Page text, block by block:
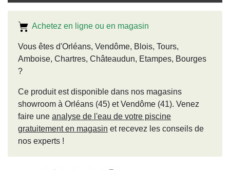
Achetez en ligne ou en magasin
Vous êtes d'Orléans, Vendôme, Blois, Tours,
Amboise, Chartres, Châteaudun, Etampes, Bourges
?
Ce produit est disponible dans nos magasins
showroom à Orléans (45) et Vendôme (41). Venez
faire une analyse de l'eau de votre piscine
gratuitement en magasin et recevez les conseils de
nos experts !